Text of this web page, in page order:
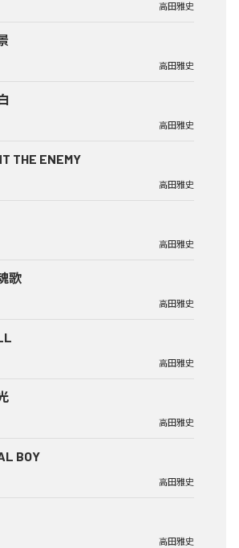
高田雅史
高田雅史
高田雅史
THE ENEMY
高田雅史
高田雅史
歌
高田雅史
高田雅史
高田雅史
BOY
高田雅史
高田雅史